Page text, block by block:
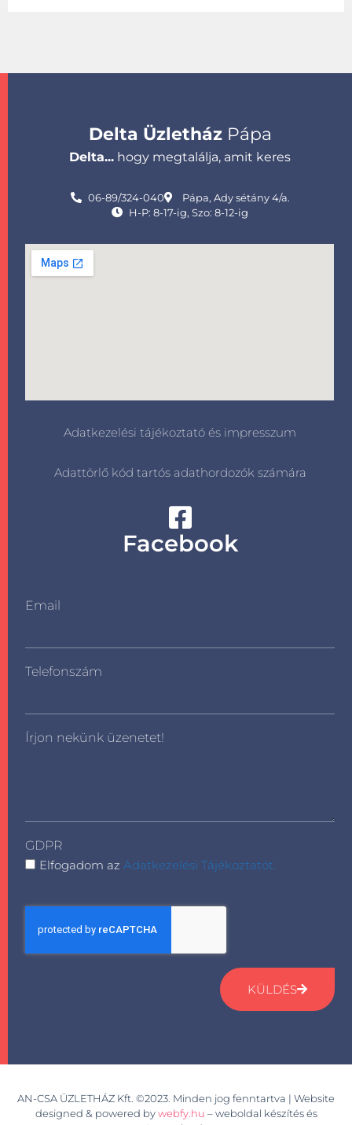
Delta ÜzletházPápa
Delta... hogy megtalálja, amit keres
06-89/324-040
Pápa, Ady sétány 4/a.
H-P: 8-17-ig, Szo: 8-12-ig
Adatkezelési tájékoztató és impresszum
Adattörlő kód tartós adathordozók számára
Facebook
Email
Telefonszám
Írjon nekünk üzenetet!
GDPR
Elfogadom azAdatkezelési Tájékoztatót.
KÜLDÉS
AN-CSA ÜZLETHÁZ Kft. ©2023. Minden jog fenntartva | Website
designed & powered by webfy.hu – weboldal készítés és